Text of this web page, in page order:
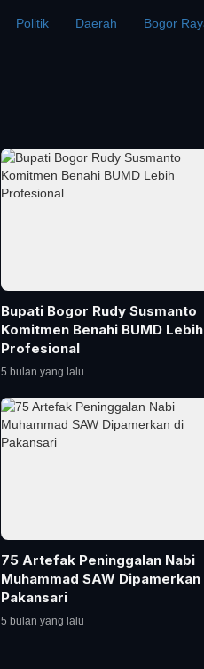
Politik Daerah Bogor
Bupati Bogor Rudy Susmanto
Komitmen Benahi BUMD Lebih
Profesional
5 bulan yang lalu
75 Artefak Peninggalan Nabi
Muhammad SAW Dipamerkan
Pakansari
5 bulan yang lalu